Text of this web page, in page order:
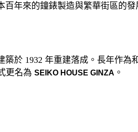
年來的鐘錶製造與繁華街區的發
於 1932 年重建落成。長年作為
更名為 SEIKO HOUSE GINZA 。